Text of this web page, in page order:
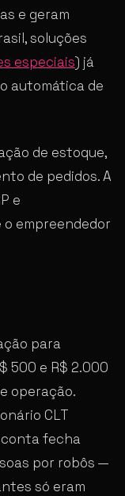
e geram
soluções
especiais) já
automática de
de estoque,
de pedidos. A
e
empreendedor
para
500 e R$ 2.000
operação.
CLT
conta fecha
por robôs —
só eram